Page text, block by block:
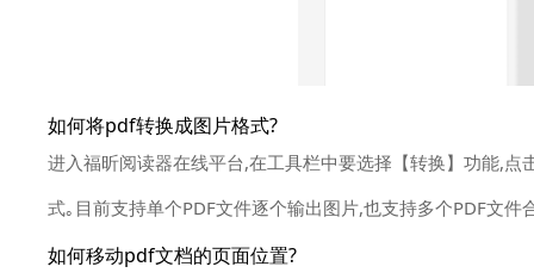
如何将pdf转换成图片格式?
进入福昕阅读器在线平台,在工具栏中要选择【转换】功能,
式｡目前支持单个PDF文件逐个输出图片,也支持多个PDF文
如何移动pdf文档的页面位置?